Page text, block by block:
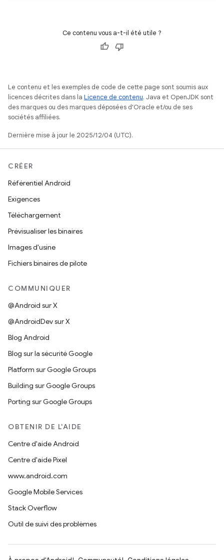
Ce contenu vous a-t-il été utile ?
Le contenu et les exemples de code de cette page sont soumis aux
licences décrites dans la Licence de contenu. Java et OpenJDK sont
des marques ou des marques déposées d'Oracle et/ou de ses
sociétés affiliées.
Dernière mise à jour le 2025/12/04 (UTC).
CRÉER
Référentiel Android
Exigences
Téléchargement
Prévisualiser les binaires
Images d'usine
Fichiers binaires de pilote
COMMUNIQUER
@Android sur X
@AndroidDev sur X
Blog Android
Blog sur la sécurité Google
Platform sur Google Groups
Building sur Google Groups
Porting sur Google Groups
OBTENIR DE L'AIDE
Centre d'aide Android
Centre d'aide Pixel
www.android.com
Google Mobile Services
Stack Overflow
Outil de suivi des problèmes